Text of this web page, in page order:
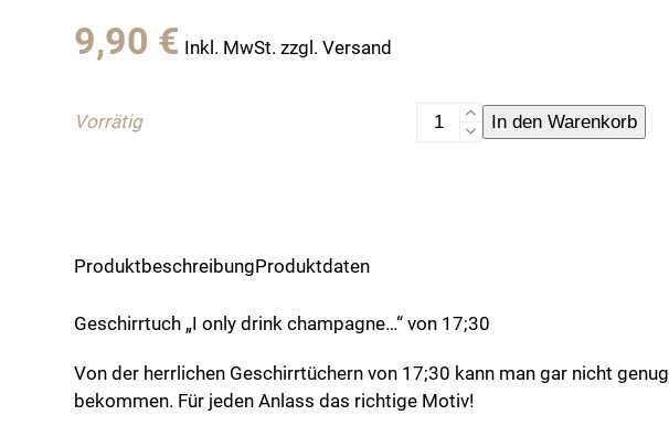
9,90 € Inkl. MwSt. zzgl. Versand
Vorrätig
GeschirrtuchIn den Warenkorb
ProduktbeschreibungProduktdaten
Geschirrtuch „I only drink champagne…“ von 17;30
Von der herrlichen Geschirrtüchern von 17;30 kann man gar nicht genug
bekommen. Für jeden Anlass das richtige Motiv!